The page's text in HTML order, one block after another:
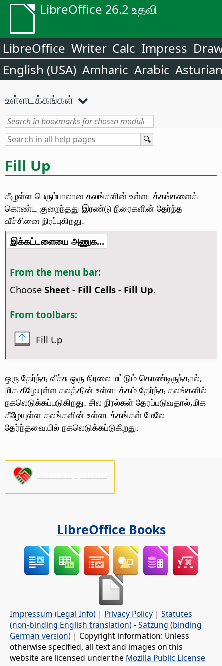
LibreOffice 26.2 உதவி
LibreOffice Writer Calc Impress
English (USA) Amharic Arabic Asturian
உள்ளடக்கங்கள்
Fill Up
கீழுள்ள பெரும்பாலான கலங்களின் உள்ளடக்கங்களைக்
கொண்ட குறைந்தது இரண்டு நிரைகளின் தேர்ந்த
வீச்சினை நிரப்புகிறது.
இக்கட்டளையை அணுக...
From the menu bar:
Choose Sheet - Fill Cells - Fill Up.
From toolbars:
Fill Up
ஒரு தேர்ந்த வீச்சு ஒரு நிரலை மட்டும் கொண்டிருந்தால்,
மிக கீழேயுள்ள கலத்தின் உள்ளடக்கம் தேர்ந்த கலங்களில்
நகலெடுக்கப்படுகிறது. சில நிரல்கள் தேரப்படுவதால்,மிக
கீழேயுள்ள கலங்களின் உள்ளடக்கங்கள் மேலே
தேர்ந்தவையில் நகலெடுக்கப்டுகிறது.
LibreOffice Books
Impressum (Legal Info) | Privacy Policy | Statutes
(non-binding English translation) -Satzung (binding
German version) | Copyright information: Unless
otherwise specified, all text and images on this
website are licensed under the Mozilla Public License